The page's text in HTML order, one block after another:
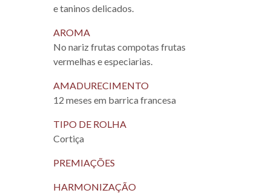
e taninos delicados.
AROMA
No nariz frutas compotas frutas
vermelhas e especiarias.
AMADURECIMENTO
12 meses em barrica francesa
TIPO DE ROLHA
Cortiça
PREMIAÇÕES
HARMONIZAÇÃO